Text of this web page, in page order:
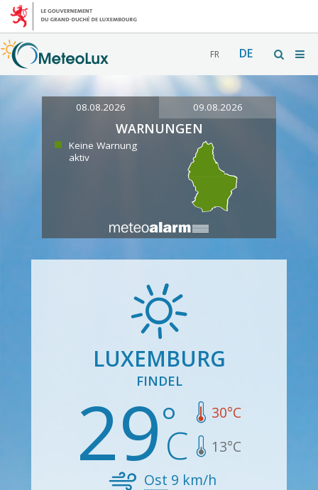
FR DE
08.08.2026 09.08.2026
WARNUNGEN
Keine Warnung
aktiv
LUXEMBURG
FINDEL
29 30°C
13°C
Ost 9 km/h